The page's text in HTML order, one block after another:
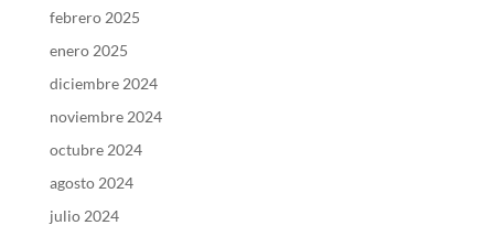
febrero 2025
enero 2025
diciembre 2024
noviembre 2024
octubre 2024
agosto 2024
julio 2024